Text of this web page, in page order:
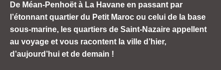
De Méan-Penhoët à La Havane en passant par
l’étonnant quartier du Petit Maroc ou celui de la base
sous-marine, les quartiers de Saint-Nazaire appellent
au voyage et vous racontent la ville d’hier,
d’aujourd’hui et de demain !